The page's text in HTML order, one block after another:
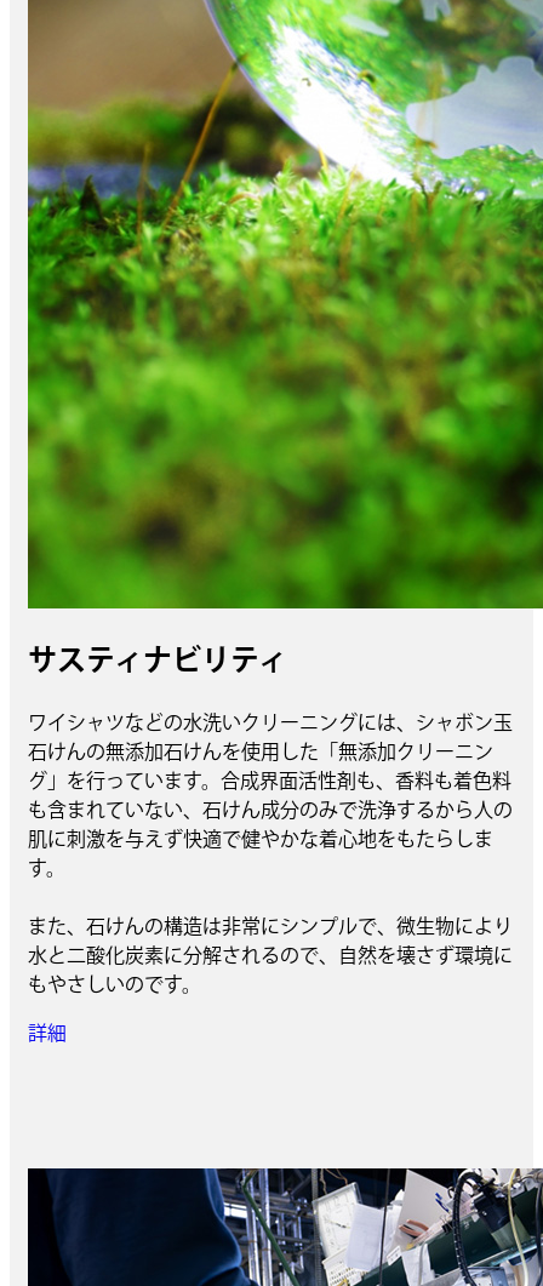
サスティナビリティ
ワイシャツなどの水洗いクリーニングには、シャボン玉
石けんの無添加石けんを使用した「無添加クリーニン
グ」を行っています。合成界面活性剤も、香料も着色料
も含まれていない、石けん成分のみで洗浄するから人の
肌に刺激を与えず快適で健やかな着心地をもたらしま
す。
また、石けんの構造は非常にシンプルで、微生物により
水と二酸化炭素に分解されるので、自然を壊さず環境に
もやさしいのです。
詳細